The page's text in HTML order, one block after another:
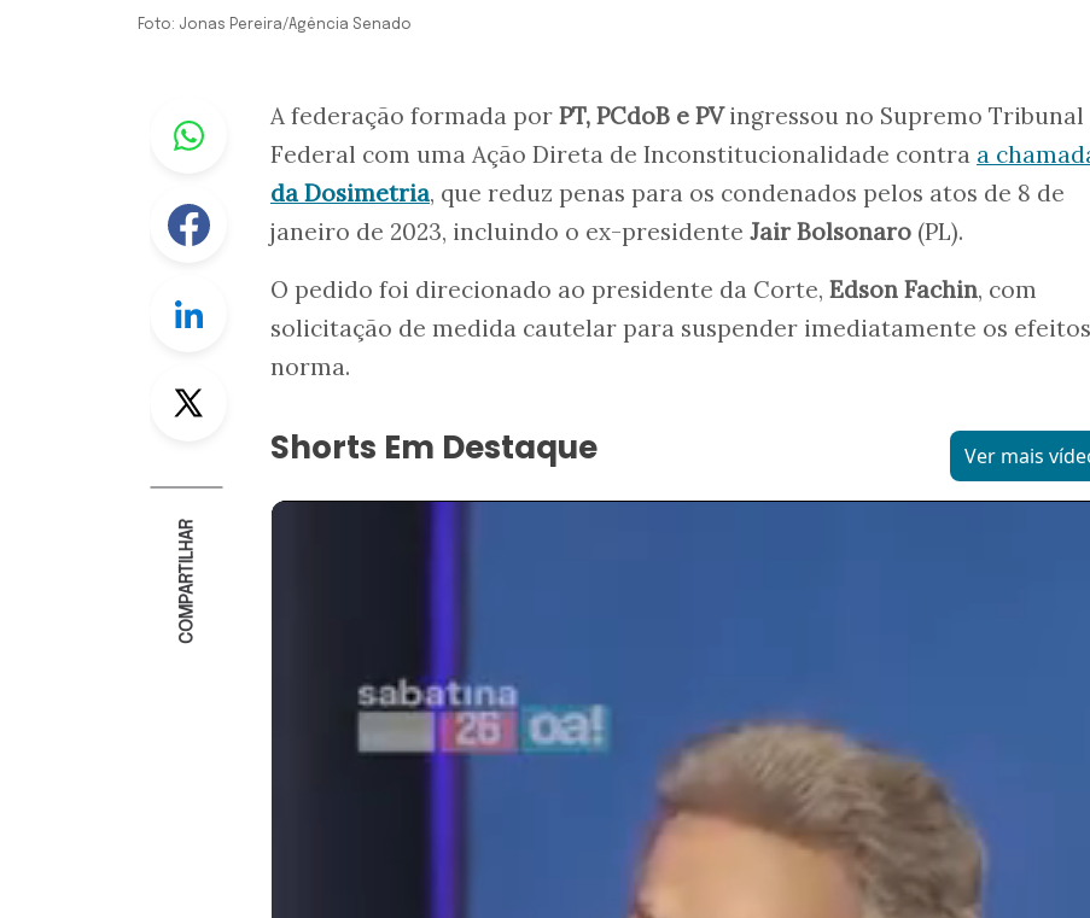
Foto: Jonas Pereira/Agência Senado
Whastapp
Facebook
Linkedin
Twitter
COMPARTILHAR
A federação formada por PT, PCdoB e PVingressou no Supremo Tribunal
Federal com uma Ação Direta de Inconstitucionalidade contra a
da Dosimetria, que reduz penas para os condenados pelos atos de 8 de
janeiro de 2023, incluindo o ex-presidente Jair Bolsonaro (PL).
O pedido foi direcionado ao presidente da Corte, Edson Fachin, com
solicitação de medida cautelar para suspender imediatamente os
norma.
Shorts Em Destaque Ver mais